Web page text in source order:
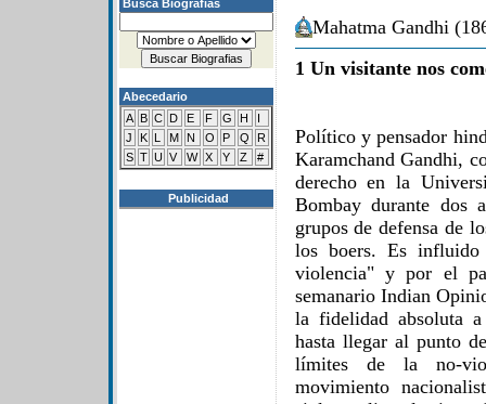
Busca Biografías
Abecedario
A B C D E F G H
I
J
K L M N O P Q
R
S T U V W X Y Z #
Publicidad
Mahatma Gandhi
1 Un visitante nos
Político y pensador
Karamchand Gandhi,
derecho en la
Bombay durante dos
grupos de defensa de
los boers. Es
violencia" y por el
semanario Indian
la fidelidad absoluta
hasta llegar al punto
límites de la no-
movimiento